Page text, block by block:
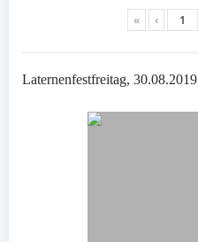
« ‹
Laternenfestfreitag, 30.08.2019